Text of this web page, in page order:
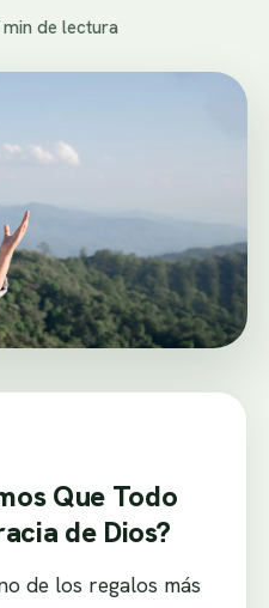
min de lectura
Que Todo
de Dios?
de los regalos más